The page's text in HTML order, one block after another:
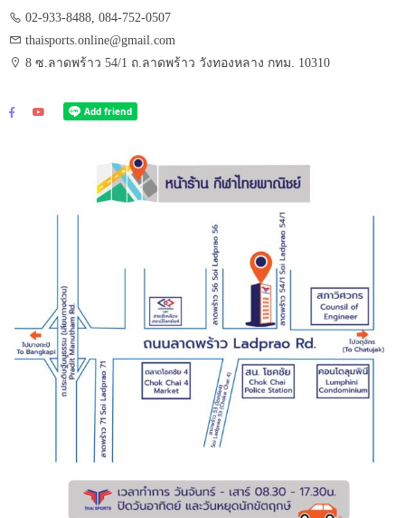
02-933-8488, 084-752-0507
thaisports.online@gmail.com
8 ซ.ลาดพร้าว 54/1 ถ.ลาดพร้าว วังทองหลาง กทม. 10310